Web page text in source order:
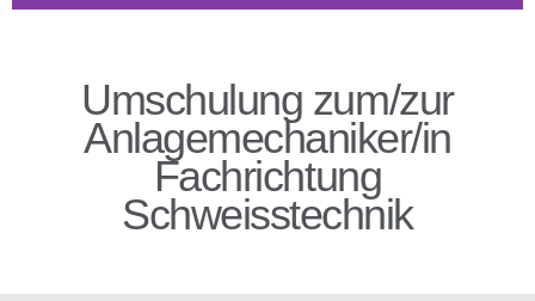
Umschulung zum/zur
Anlagemechaniker/in
Fachrichtung
Schweisstechnik